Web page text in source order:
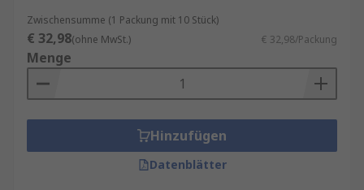
Zwischensumme (1 Packung mit 10 Stück)
€ 32,98(ohne MwSt.) € 32,98/Packung
Menge
Hinzufügen
Datenblätter